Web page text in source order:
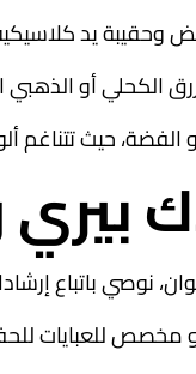
وحقيبة يد
الكحلي أو الذهبي
حيث تتناغم
بيري
نوصي باتباع
للعبايات